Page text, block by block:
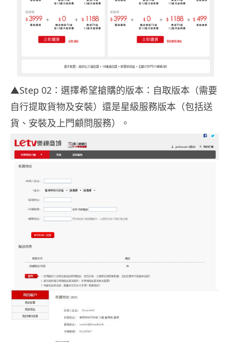
▲Step 02：選擇希望搶購的版本：自取版本（需要
自行提取貨物及安裝）還是星級服務版本（包括送
貨、安裝及上門顧問服務）。